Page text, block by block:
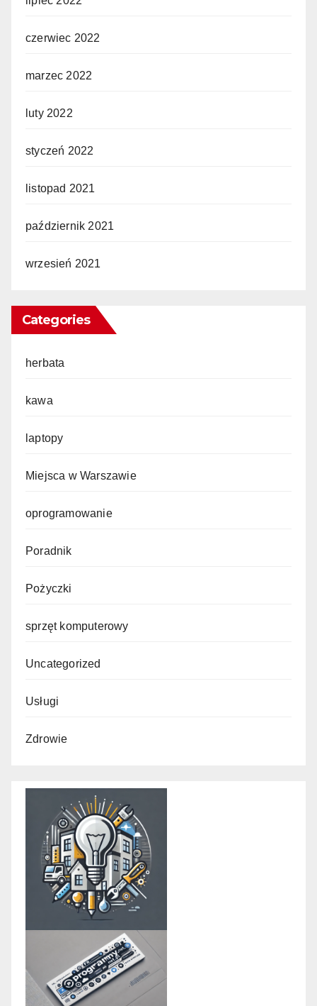
czerwiec 2022
marzec 2022
luty 2022
styczeń 2022
listopad 2021
październik 2021
wrzesień 2021
Categories
herbata
kawa
laptopy
Miejsca w Warszawie
oprogramowanie
Poradnik
Pożyczki
sprzęt komputerowy
Uncategorized
Usługi
Zdrowie